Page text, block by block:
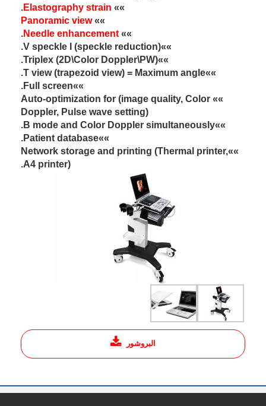
»»
Elastography strain
.
»»
Panoramic view
»»
Needle enhancement
.
»»V speckle I (speckle reduction).
»»Triplex (2D\Color Doppler\PW).
»»T view (trapezoid view) = Maximum angle.
»»Full screen.
»» Auto-optimization for (image quality, Color
Doppler, Pulse wave setting)
»»B mode and Color Doppler simultaneously.
»»Patient database.
»»Network storage and printing (Thermal printer,
A4 printer).
البروشور